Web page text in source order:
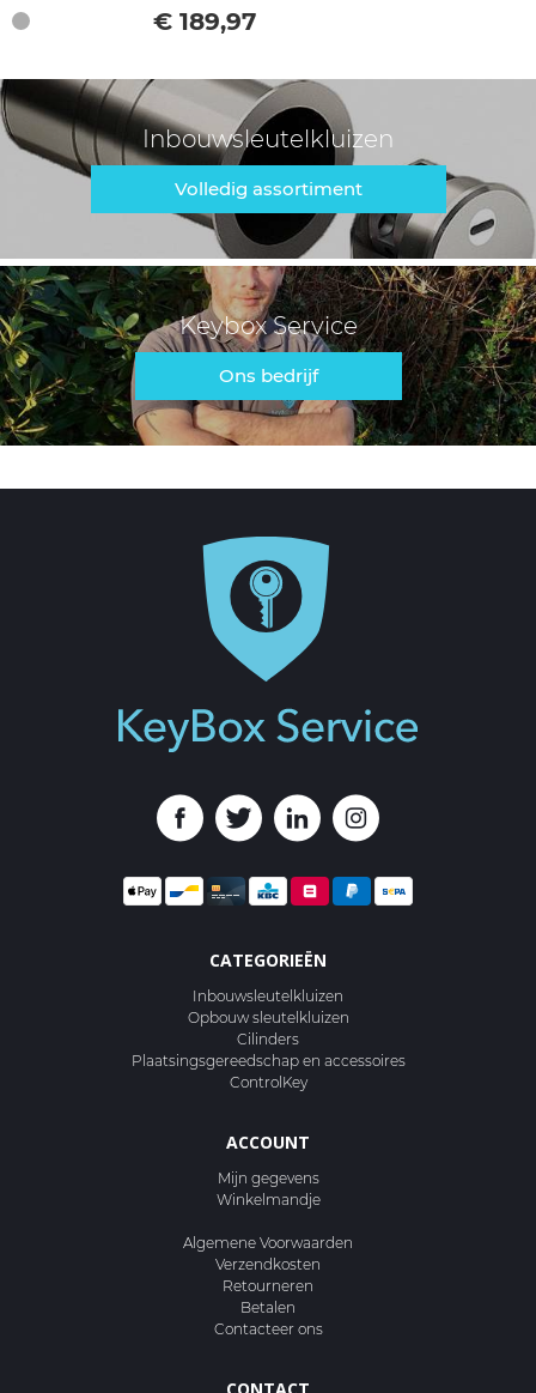
€ 189,97
Inbouwsleutelkluizen
Volledig assortiment
Keybox Service
Ons bedrijf
CATEGORIEËN
Inbouwsleutelkluizen
Opbouw sleutelkluizen
Cilinders
Plaatsingsgereedschap en accessoires
ControlKey
ACCOUNT
Mijn gegevens
Winkelmandje
Algemene Voorwaarden
Verzendkosten
Retourneren
Betalen
Contacteer ons